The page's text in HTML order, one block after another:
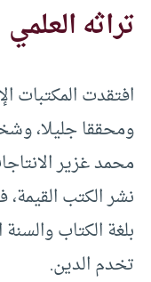
تراثه العلمي
افتقدت المكتبات
ومحققا جليلا،
محمد غزير
نشر الكتب
بلغة الكتاب
تخدم الدين.